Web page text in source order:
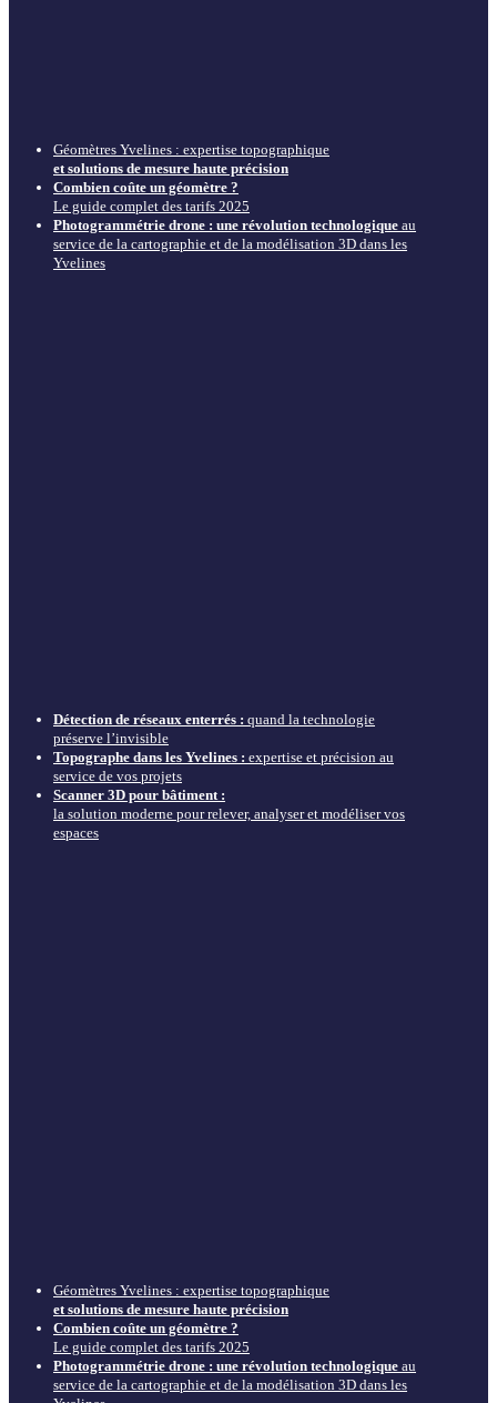
Géomètres Yvelines : expertise topographique
et solutions de mesure haute précision
Combien coûte un géomètre ?
Le guide complet des tarifs 2025
Photogrammétrie drone : une révolution technologique au
service de la cartographie et de la modélisation 3D dans les
Yvelines
Détection de réseaux enterrés : quand la technologie
préserve l’invisible
Topographe dans les Yvelines : expertise et précision au
service de vos projets
Scanner 3D pour bâtiment :
la solution moderne pour relever, analyser et modéliser vos
espaces
Géomètres Yvelines : expertise topographique
et solutions de mesure haute précision
Combien coûte un géomètre ?
Le guide complet des tarifs 2025
Photogrammétrie drone : une révolution technologique au
service de la cartographie et de la modélisation 3D dans les